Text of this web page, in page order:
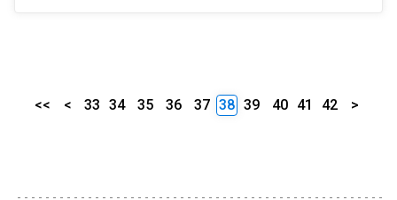
<< < 33 34 35 36 37 38 39 40 41 42 >